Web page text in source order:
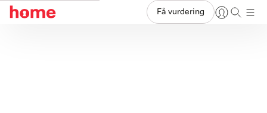
Få vurdering